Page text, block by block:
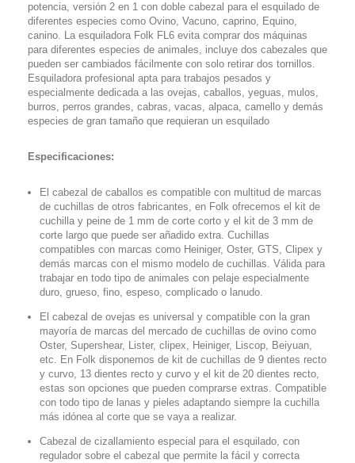
potencia, versión 2 en 1 con doble cabezal para el esquilado de
diferentes especies como Ovino, Vacuno, caprino, Equino,
canino. La esquiladora Folk FL6 evita comprar dos máquinas
para diferentes especies de animales, incluye dos cabezales que
pueden ser cambiados fácilmente con solo retirar dos tornillos.
Esquiladora profesional apta para trabajos pesados y
especialmente dedicada a las ovejas, caballos, yeguas, mulos,
burros, perros grandes, cabras, vacas, alpaca, camello y demás
especies de gran tamaño que requieran un esquilado
Especificaciones:
El cabezal de caballos es compatible con multitud de marcas
de cuchillas de otros fabricantes, en Folk ofrecemos el kit de
cuchilla y peine de 1 mm de corte corto y el kit de 3 mm de
corte largo que puede ser añadido extra. Cuchillas
compatibles con marcas como Heiniger, Oster, GTS, Clipex y
demás marcas con el mismo modelo de cuchillas. Válida para
trabajar en todo tipo de animales con pelaje especialmente
duro, grueso, fino, espeso, complicado o lanudo.
El cabezal de ovejas es universal y compatible con la gran
mayoría de marcas del mercado de cuchillas de ovino como
Oster, Supershear, Lister, clipex, Heiniger, Liscop, Beiyuan,
etc. En Folk disponemos de kit de cuchillas de 9 dientes recto
y curvo, 13 dientes recto y curvo y el kit de 20 dientes recto,
estas son opciones que pueden comprarse extras. Compatible
con todo tipo de lanas y pieles adaptando siempre la cuchilla
más idónea al corte que se vaya a realizar.
Cabezal de cizallamiento especial para el esquilado, con
regulador sobre el cabezal que permite la fácil y correcta